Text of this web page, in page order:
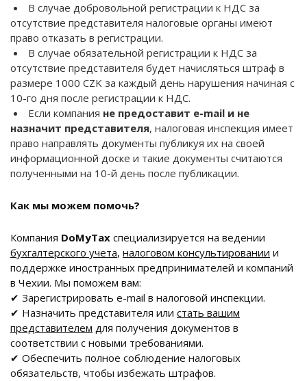
В случае добровольной регистрации к НДС за
отсутствие представителя налоговые органы имеют
право отказать в регистрации.
В случае обязательной регистрации к НДС за
отсутствие представителя будет начисляться штраф в
размере 1000 CZK за каждый день нарушения начиная с
10-го дня после регистрации к НДС.
Если компания не предоставит e-mail и не
назначит представителя, налоговая инспекция имеет
право направлять документы публикуя их на своей
информационной доске и такие документы считаются
полученными на 10-й день после публикации.
Как мы можем помочь?
Компания DoMyTax специализируется на ведении
бухгалтерского учета, налоговом консультировании и
поддержке иностранных предпринимателей и компаний
в Чехии. Мы поможем вам:
✔ Зарегистрировать e-mail в налоговой инспекции.
✔ Назначить представителя или стать вашим
представителем для получения документов в
соответствии с новыми требованиями.
✔ Обеспечить полное соблюдение налоговых
обязательств, чтобы избежать штрафов.